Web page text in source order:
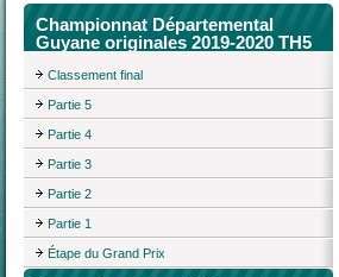
Championnat Départemental
Guyane originales 2019-2020 TH5
Classement final
Partie 5
Partie 4
Partie 3
Partie 2
Partie 1
Étape du Grand Prix